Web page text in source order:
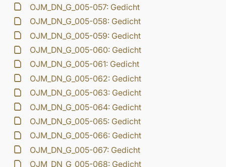
OJM_DN_G_005-057: Gedicht
OJM_DN_G_005-058: Gedicht
OJM_DN_G_005-059: Gedicht
OJM_DN_G_005-060: Gedicht
OJM_DN_G_005-061: Gedicht
OJM_DN_G_005-062: Gedicht
OJM_DN_G_005-063: Gedicht
OJM_DN_G_005-064: Gedicht
OJM_DN_G_005-065: Gedicht
OJM_DN_G_005-066: Gedicht
OJM_DN_G_005-067: Gedicht
OJM_DN_G_005-068: Gedicht